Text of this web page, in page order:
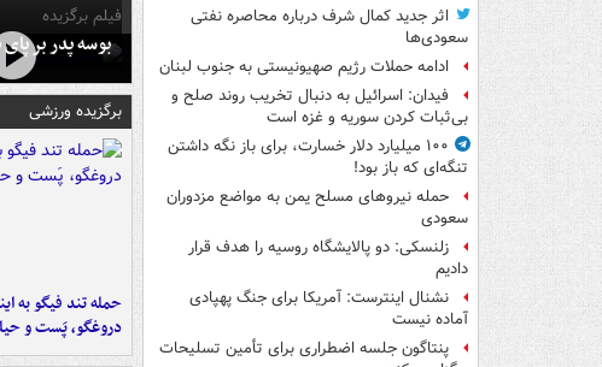
اثر جدید کمال شرف درباره محاصره نفتی
سعودی‌ها
ادامه حملات رژیم صهیونیستی به جنوب لبنان
فیدان: اسرائیل به دنبال تخریب روند صلح و
بی‌ثبات کردن سوریه و غزه است
۱۰۰ میلیارد دلار خسارت، برای باز نگه داشتن
تنگه‌ای که باز بود!
حمله نیروهای مسلح یمن به مواضع مزدوران
سعودی
زلنسکی: دو پالایشگاه روسیه را هدف قرار
دادیم
نشنال اینترست: آمریکا برای جنگ پهپادی
آماده نیست
پنتاگون جلسه اضطراری برای تأمین تسلیحات
فیلم برگزیده
بوسه‌ پدر بر
برگزیده ورزشی
حمله تند فیگو به
دروغگو، پَست‌ و